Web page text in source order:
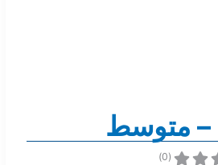
– متوسط
(
0
)